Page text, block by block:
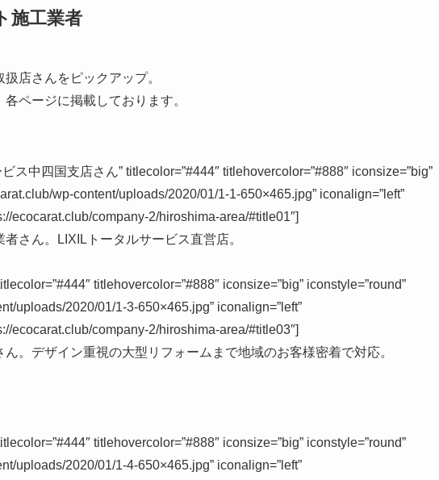
施工業者
店さんをピックアップ。
ページに掲載しております。
ス中四国支店さん” titlecolor=”#444″ titlehovercolor=”#888″ iconsize=”big”
wp-content/uploads/2020/01/1-1-650×465.jpg” iconalign=”left”
ecocarat.club/company-2/hiroshima-area/#title01″]
さん。LIXILトータルサービス直営店。
titlehovercolor=”#888″ iconsize=”big” iconstyle=”round”
uploads/2020/01/1-3-650×465.jpg” iconalign=”left”
ecocarat.club/company-2/hiroshima-area/#title03″]
。デザイン重視の大型リフォームまで地域のお客様密着で対応。
titlehovercolor=”#888″ iconsize=”big” iconstyle=”round”
uploads/2020/01/1-4-650×465.jpg” iconalign=”left”